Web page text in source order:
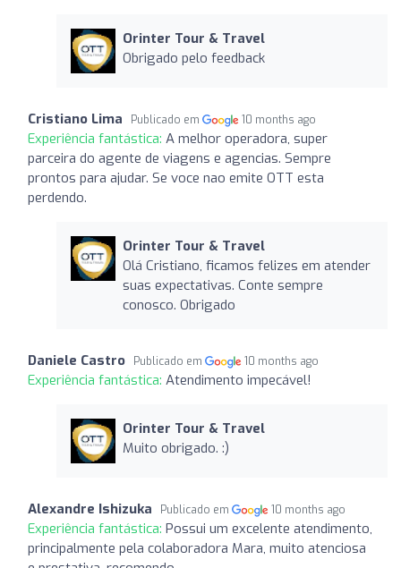
Orinter Tour & Travel
Obrigado pelo feedback
Cristiano Lima Publicado em 10 months ago
Experiência fantástica: A melhor operadora, super
parceira do agente de viagens e agencias. Sempre
prontos para ajudar. Se voce nao emite OTT esta
perdendo.
Orinter Tour & Travel
Olá Cristiano, ficamos felizes em atender
suas expectativas. Conte sempre
conosco. Obrigado
Daniele Castro Publicado em 10 months ago
Experiência fantástica: Atendimento impecável!
Orinter Tour & Travel
Muito obrigado. :)
Alexandre Ishizuka Publicado em 10 months ago
Experiência fantástica: Possui um excelente atendimento,
principalmente pela colaboradora Mara, muito atenciosa